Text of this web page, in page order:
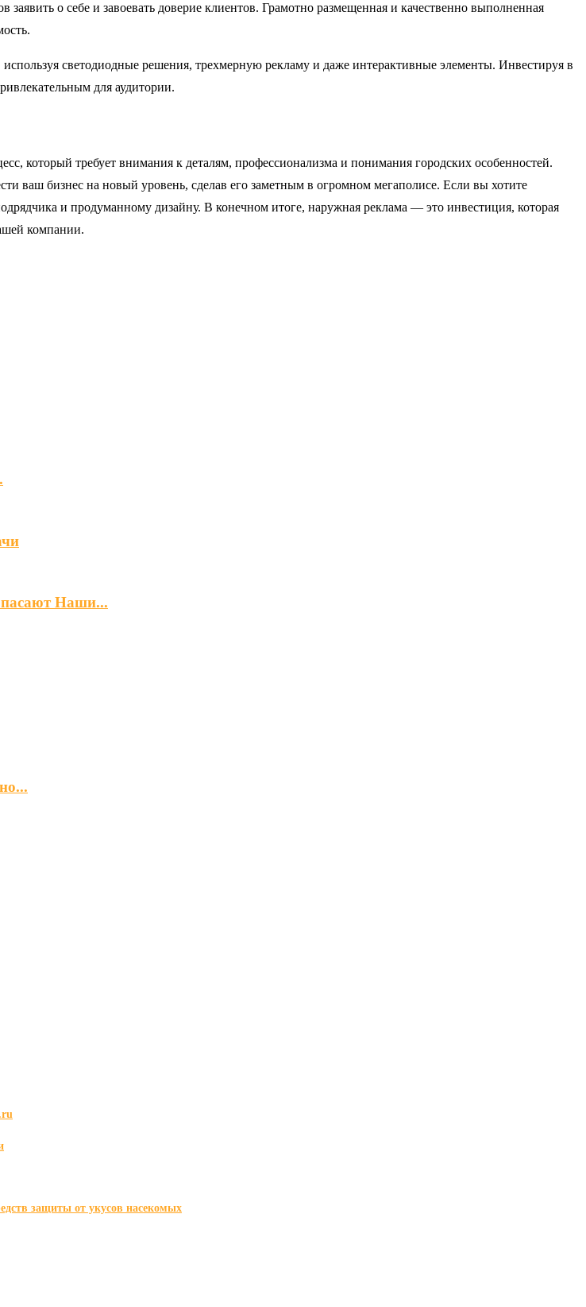
о себе и завоевать доверие клиентов. Грамотно размещенная и качественно выполненная
светодиодные решения, трехмерную рекламу и даже интерактивные элементы. Инвестируя в
для аудитории.
который требует внимания к деталям, профессионализма и понимания городских особенностей.
ваш бизнес на новый уровень, сделав его заметным в огромном мегаполисе. Если вы хотите
и продуманному дизайну. В конечном итоге, наружная реклама — это инвестиция, которая
компании.
Наши...
защиты от укусов насекомых